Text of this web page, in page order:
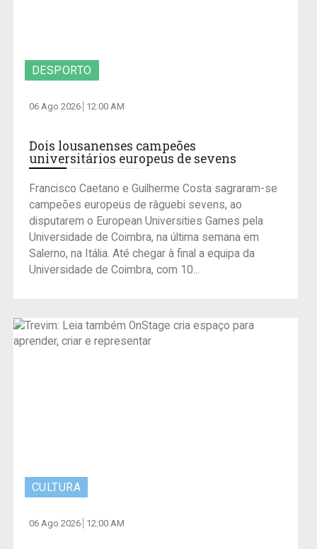
DESPORTO
06 Ago 2026 12:00 AM
Dois lousanenses campeões
universitários europeus de sevens
Francisco Caetano e Guilherme Costa sagraram-se
campeões europeus de râguebi sevens, ao
disputarem o European Universities Games pela
Universidade de Coimbra, na última semana em
Salerno, na Itália. Até chegar à final a equipa da
Universidade de Coimbra, com 10...
CULTURA
06 Ago 2026 12:00 AM